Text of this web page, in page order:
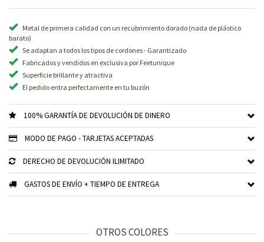
Metal de primera calidad con un recubrimiento dorado (nada de plástico
barato)
Se adaptan a todos los tipos de cordones - Garantizado
Fabricados y vendidos en exclusiva por Feetunique
Superficie brillante y atractiva
El pedido entra perfectamente en tu buzón
100% GARANTÍA DE DEVOLUCIÓN DE DINERO
MODO DE PAGO - TARJETAS ACEPTADAS
DERECHO DE DEVOLUCIÓN ILIMITADO
GASTOS DE ENVÍO + TIEMPO DE ENTREGA
OTROS COLORES